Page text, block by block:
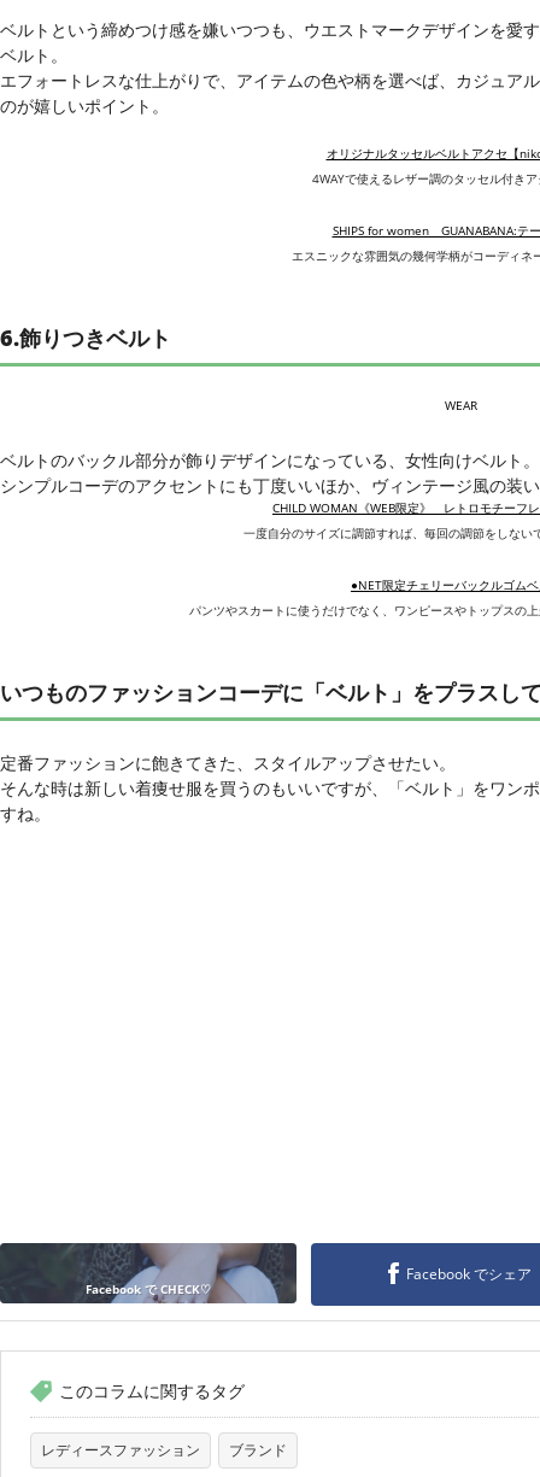
ベルトという締めつけ感を嫌いつつも、ウエストマークデザインを愛
ベルト。
エフォートレスな仕上がりで、アイテムの色や柄を選べば、カジュア
のが嬉しいポイント。
オリジナルタッセルベルトアクセ【
4WAYで使えるレザー調のタッセル付き
SHIPS for women GUANABANA:テ
エスニックな雰囲気の幾何学柄がコーディネ
6.飾りつきベルト
WEAR
ベルトのバックル部分が飾りデザインになっている、女性向けベルト。
シンプルコーデのアクセントにも丁度いいほか、ヴィンテージ風の装
CHILD WOMAN《WEB限定》 レトロモチーフ
一度自分のサイズに調節すれば、毎回の調節をしない
●NET限定チェリーバックルゴム
パンツやスカートに使うだけでなく、ワンピースやトップスの
いつものファッションコーデに「ベルト」をプラスし
定番ファッションに飽きてきた、スタイルアップさせたい。
そんな時は新しい着痩せ服を買うのもいいですが、「ベルト」をワン
すね。
Facebook で CHECK♡
Facebook でシェア
このコラムに関するタグ
レディースファッション ブランド